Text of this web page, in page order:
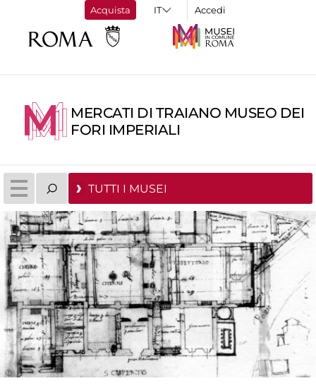
Acquista Accedi
MERCATI DI TRAIANO MUSEO DEI
FORI IMPERIALI
TUTTI I MUSEI